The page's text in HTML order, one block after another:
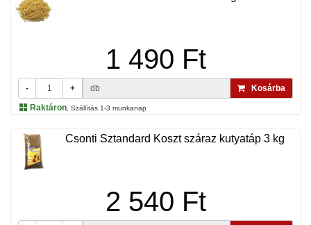
1 490 Ft
- + db
Kosárba
Raktáron , Szállítás 1-3 munkanap
Csonti Sztandard Koszt száraz kutyatáp 3 kg
2 540 Ft